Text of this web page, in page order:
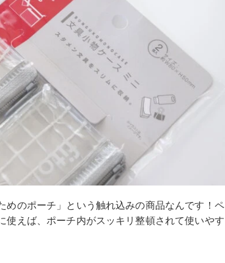
めのポーチ」という触れ込みの商品なんです！ペ
使えば、ポーチ内がスッキリ整頓されて使いやす